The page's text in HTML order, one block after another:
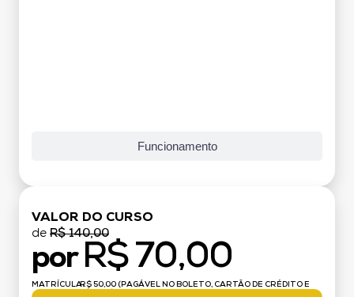
Funcionamento
VALOR DO CURSO
de R$ 140,00
por R$ 70,00
MATRÍCULA:R$ 50,00 (PAGÁVEL NO BOLETO, CARTÃO DE CRÉDITO E